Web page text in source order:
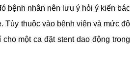
bệnh nhân nên lưu ý hỏi ý kiến bác
Tùy thuộc vào bệnh viện và mức độ
một ca đặt stent dao động trong